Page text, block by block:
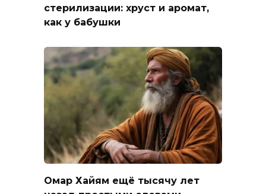
стерилизации: хруст и аромат,
как у бабушки
Омар Хайям ещё тысячу лет